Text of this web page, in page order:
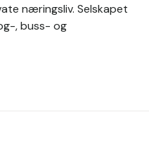
næringsliv. Selskapet
, buss- og